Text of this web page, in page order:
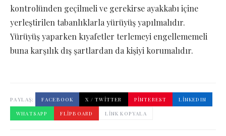
kontrolünden geçilmeli ve gerekirse ayakkabı içine
yerleştirilen tabanlıklarla yürüyüş yapılmalıdır.
Yürüyüş yaparken kıyafetler terlemeyi engellememeli
buna karşılık dış şartlardan da kişiyi korumalıdır.
PAYLAŞ: FACEBOOK X / TWITTER PINTEREST
LINKEDIN
WHATSAPP
FLIPBOARD LINK KOPYALA